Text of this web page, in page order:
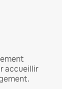
accueillir